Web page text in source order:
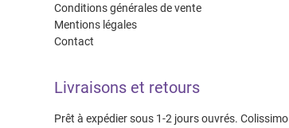
Conditions générales de vente
Mentions légales
Contact
Livraisons et retours
Prêt à expédier sous 1-2 jours ouvrés. Colissimo